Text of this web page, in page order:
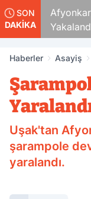
SON
DAKİKA
Haberler Asayiş
Uşak'tan
şarampole
yaralandı.